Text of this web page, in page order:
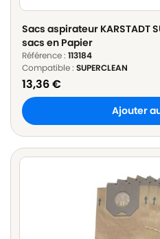
Sacs aspirateur KARSTADT
sacs en Papier
Référence : 113184
Compatible : SUPERCLEAN
13,36€
Ajouter